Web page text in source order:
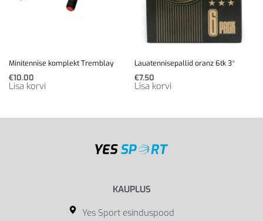
Minitennise komplekt Tremblay
€10.00
Lisa korvi
Lauatennisepallid oranz 6tk 3*
€7.50
Lisa korvi
KAUPLUS
Yes Sport esinduspood